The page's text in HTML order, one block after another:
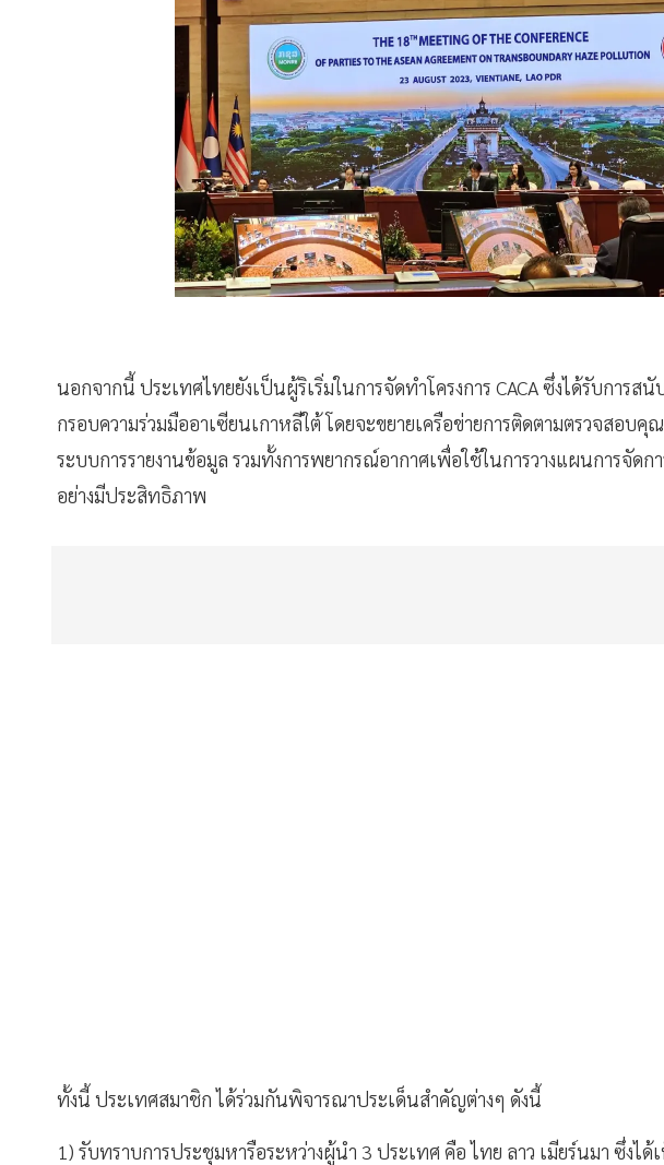
นอกจากนี้ ประเทศไทยยังเป็นผู้ริเริ่มในการจัดทำโครงการ CACA ซึ่งได้รับการส
กรอบความร่วมมืออาเซียนเกาหลีใต้ โดยจะขยายเครือข่ายการติดตามตรวจสอบคุ
ระบบการรายงานข้อมูล รวมทั้งการพยากรณ์อากาศเพื่อใช้ในการวางแผนการจั
อย่างมีประสิทธิภาพ
ทั้งนี้ ประเทศสมาชิก ได้ร่วมกันพิจารณาประเด็นสำคัญต่างๆ ดังนี้
1) รับทราบการประชุมหารือระหว่างผู้นำ 3 ประเทศ คือ ไทย ลาว เมียร์นมา ซึ่งไ